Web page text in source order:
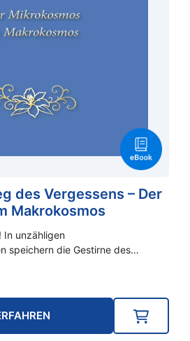
des Vergessens – Der
Makrokosmos
In unzähligen
speichern die Gestirne des…